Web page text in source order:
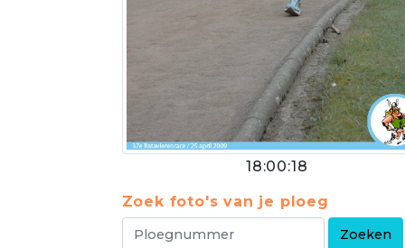
18:00:18
Zoek foto's van je ploeg